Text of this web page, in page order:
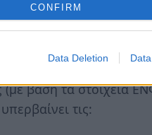
CONFIRM
Data Deletion
του πρώτου.
(με βάση τα στοιχεία
τις: